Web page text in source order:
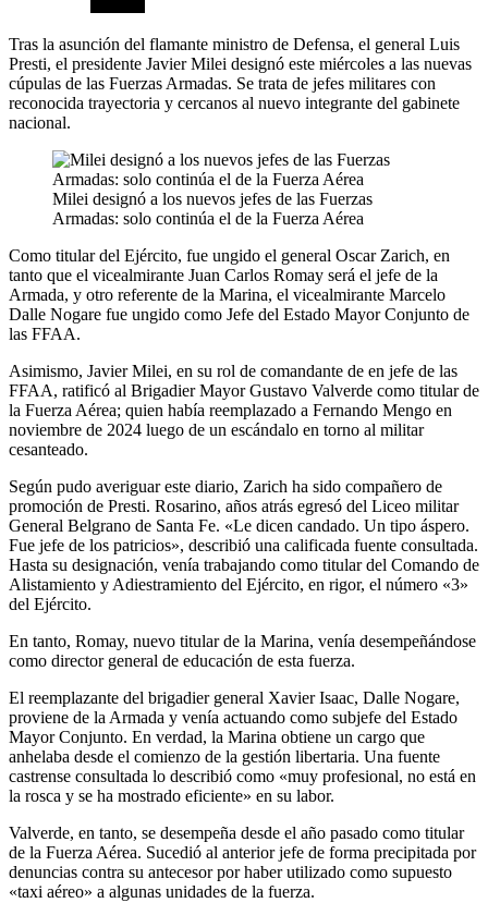
Tras la asunción del flamante ministro de Defensa, el general Luis
Presti, el presidente Javier Milei designó este miércoles a las nuevas
cúpulas de las Fuerzas Armadas. Se trata de jefes militares con
reconocida trayectoria y cercanos al nuevo integrante del gabinete
nacional.
Milei designó a los nuevos jefes de las Fuerzas
Armadas: solo continúa el de la Fuerza Aérea
Como titular del Ejército, fue ungido el general Oscar Zarich, en
tanto que el vicealmirante Juan Carlos Romay será el jefe de la
Armada, y otro referente de la Marina, el vicealmirante Marcelo
Dalle Nogare fue ungido como Jefe del Estado Mayor Conjunto de
las FFAA.
Asimismo, Javier Milei, en su rol de comandante de en jefe de las
FFAA, ratificó al Brigadier Mayor Gustavo Valverde como titular de
la Fuerza Aérea; quien había reemplazado a Fernando Mengo en
noviembre de 2024 luego de un escándalo en torno al militar
cesanteado.
Según pudo averiguar este diario, Zarich ha sido compañero de
promoción de Presti. Rosarino, años atrás egresó del Liceo militar
General Belgrano de Santa Fe. «Le dicen candado. Un tipo áspero.
Fue jefe de los patricios», describió una calificada fuente consultada.
Hasta su designación, venía trabajando como titular del Comando de
Alistamiento y Adiestramiento del Ejército, en rigor, el número «3»
del Ejército.
En tanto, Romay, nuevo titular de la Marina, venía desempeñándose
como director general de educación de esta fuerza.
El reemplazante del brigadier general Xavier Isaac, Dalle Nogare,
proviene de la Armada y venía actuando como subjefe del Estado
Mayor Conjunto. En verdad, la Marina obtiene un cargo que
anhelaba desde el comienzo de la gestión libertaria. Una fuente
castrense consultada lo describió como «muy profesional, no está en
la rosca y se ha mostrado eficiente» en su labor.
Valverde, en tanto, se desempeña desde el año pasado como titular
de la Fuerza Aérea. Sucedió al anterior jefe de forma precipitada por
denuncias contra su antecesor por haber utilizado como supuesto
«taxi aéreo» a algunas unidades de la fuerza.